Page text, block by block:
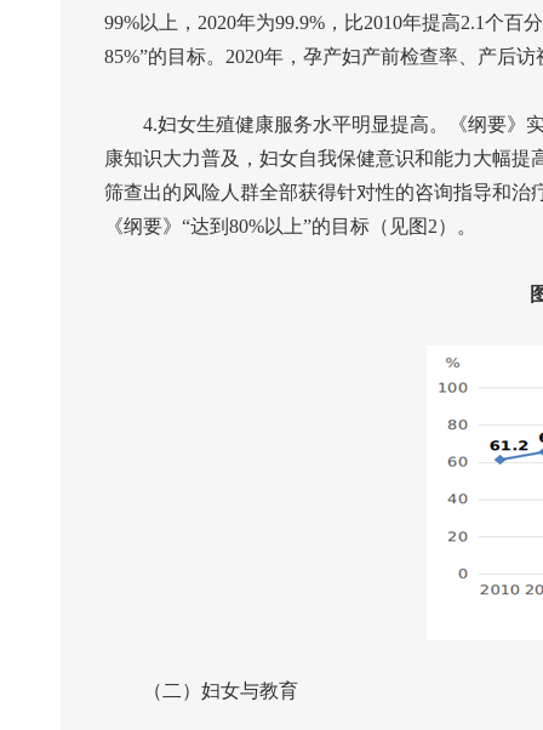
99%以上， 2020年为99.9% ，比2010年提高2.1个百
85%”的目标。 2020年，孕产妇产前检查率、产后访
4.妇女生殖健康服务水平明显提高。《纲要》
康知识大力普及，妇女自我保健意识和能力大幅提
筛查出的风险人群全部获得针对性的咨询指导和治
《纲要》“达到 80%以上”的目标（见图 2）。
（二）妇女与教育